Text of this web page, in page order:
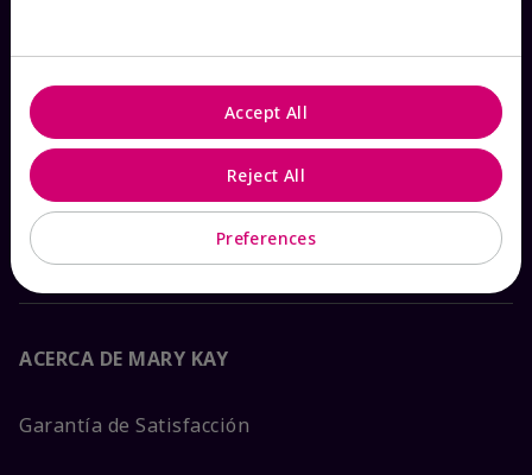
Contáctanos
Catálogos interactivos
Preguntas frecuentes
ACERCA DE MARY KAY
Garantía de Satisfacción
Preferences
Reject All
Accept All